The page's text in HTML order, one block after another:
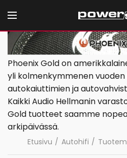
Phoenix Gold on
yli kolmenkymmenen
autokaiuttimien ja
Kaikki Audio Hellmanin
Gold tuotteet saamme
arkipäivässä.
Etusivu Autohifi